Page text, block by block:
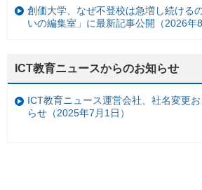
創価大学、なぜ不登校は急増し続ける
いの編集室」に最新記事公開（2026年8
ICT教育ニュースからのお知らせ
ICT教育ニュース運営会社、社名変更
らせ（2025年7月1日）